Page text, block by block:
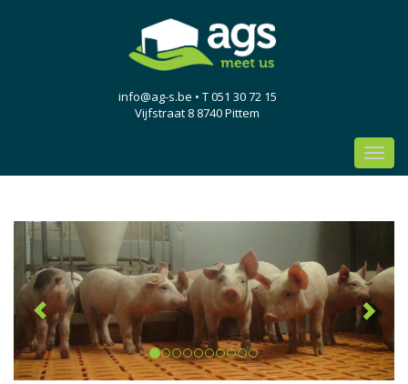
info@ag-s.be • T 051 30 72 15
Vijfstraat 8 8740 Pittem